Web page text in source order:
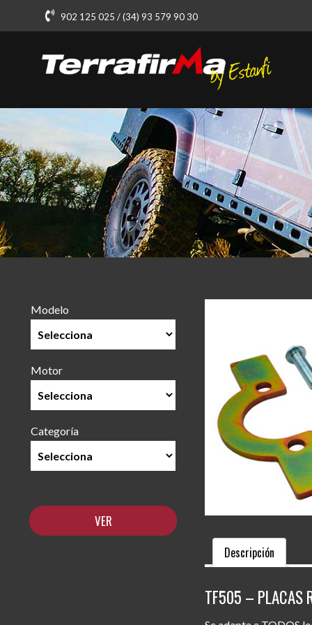
902 125 025 / (34) 93 579 90 30
Modelo
Motor
Categoría
Descripción
TF505 – PLACAS